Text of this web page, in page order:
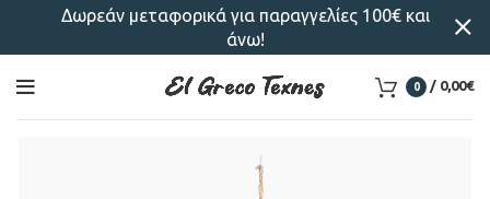
0 / 0,00€
Δωρεάν μεταφορικά για παραγγελίες 100€ και
άνω!